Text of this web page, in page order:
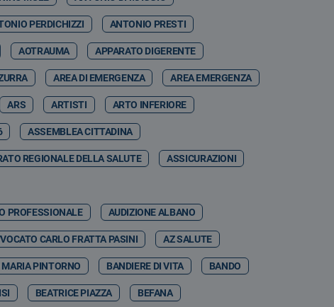
PERDICHIZZI ANTONIO PRESTI
AOTRAUMA APPARATO DIGERENTE
AREA DI EMERGENZA AREA EMERGENZA
ARS ARTISTI ARTO INFERIORE
ASSEMBLEA CITTADINA
REGIONALE DELLA SALUTE ASSICURAZIONI
PROFESSIONALE AUDIZIONE ALBANO
CARLO FRATTA PASINI AZ SALUTE
PINTORNO BANDIERE DI VITA BANDO
BEATRICE PIAZZA BEFANA